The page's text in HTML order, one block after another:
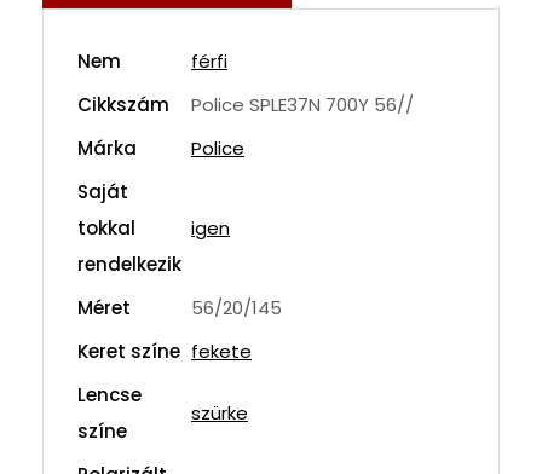
Nem
férfi
Cikkszám
Police SPLE37N 700Y 56//
Márka
Police
Saját
tokkal
rendelkezik
igen
Méret
56/20/145
Keret színe fekete
Lencse
színe
szürke